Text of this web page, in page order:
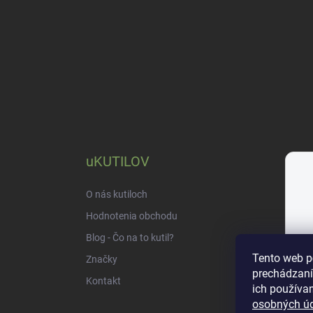
Tento web
ich
osobných
uKUTILOV
O nás kutiloch
Hodnotenia obchodu
Blog - Čo na to kutil?
Značky
Kontakt